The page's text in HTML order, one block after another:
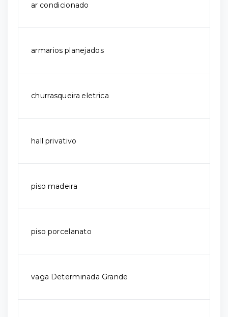
ar condicionado
armarios planejados
churrasqueira eletrica
hall privativo
piso madeira
piso porcelanato
vaga Determinada Grande